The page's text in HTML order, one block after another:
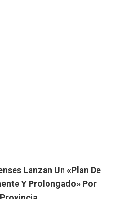
Lanzan Un «plan De
Y Prolongado» Por